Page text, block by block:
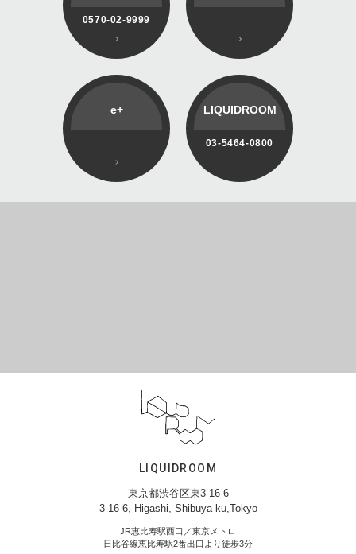
0570-02-9999
e+ LIQUIDROOM
03-5464-0800
LIQUIDROOM
東京都渋谷区東3-16-6
3-16-6, Higashi, Shibuya-ku,Tokyo
JR恵比寿駅西口／東京メトロ
日比谷線恵比寿駅2番出口より徒歩3分